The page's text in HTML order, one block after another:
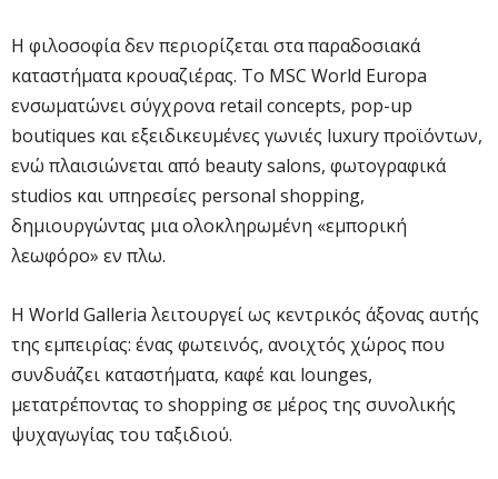
Η φιλοσοφία δεν περιορίζεται στα παραδοσιακά
καταστήματα κρουαζιέρας. Το MSC World Europa
ενσωματώνει σύγχρονα retail concepts, pop-up
boutiques και εξειδικευμένες γωνιές luxury προϊόντων,
ενώ πλαισιώνεται από beauty salons, φωτογραφικά
studios και υπηρεσίες personal shopping,
δημιουργώντας μια ολοκληρωμένη «εμπορική
λεωφόρο» εν πλω.
Η World Galleria λειτουργεί ως κεντρικός άξονας αυτής
της εμπειρίας: ένας φωτεινός, ανοιχτός χώρος που
συνδυάζει καταστήματα, καφέ και lounges,
μετατρέποντας το shopping σε μέρος της συνολικής
ψυχαγωγίας του ταξιδιού.